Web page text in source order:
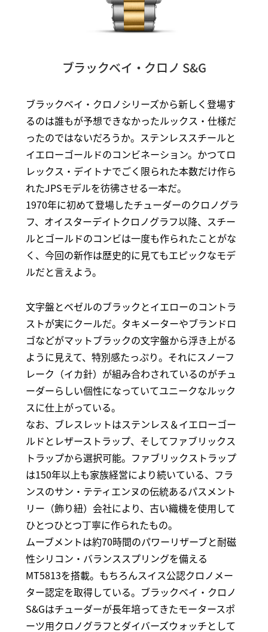
ブラックベイ・クロノ S&G
ブラックベイ・クロノシリーズから新しく登場す
るのは誰もが予想できなかったルックス・仕様だ
ったのではないだろうか。ステンレススチールと
イエローゴールドのコンビネーション。かつてロ
レックス・デイトナでごく限られた本数だけ作ら
れたJPSモデルを彷彿させる一本だ。
1970年に初めて登場したチューダーのクロノグラ
フ、オイスターデイトクロノグラフ以降、スチー
ルとゴールドのコンビは一度も作られたことがな
く、今回の新作は歴史的に見てもエピックなモデ
ルだと言えよう。
文字盤とベゼルのブラックとイエローのコントラ
ストが実にクールだ。タキメーターやブランドロ
ゴなどがマットブラックの文字盤から浮き上がる
ように見えて、特別感たっぷり。それにスノーフ
レーク（イカ針）が組み合わされているのがチュ
ーダーらしい個性になっていてユニークなルック
スに仕上がっている。
なお、ブレスレットはステンレス＆イエローゴー
ルドとレザーストラップ、そしてファブリックス
トラップから選択可能。ファブリックストラップ
は150年以上も家族経営により続いている、フラ
ンスのサン・テティエンヌの伝統あるパスメント
リー（飾り紐）会社により、古い織機を使用して
ひとつひとつ丁寧に作られたもの。
ムーブメントは約70時間のパワーリザーブと耐磁
性シリコン・バランススプリングを備える
MT5813を搭載。もちろんスイス公認クロノメー
ター認定を取得している。ブラックベイ・クロノ
S&Gはチューダーが長年培ってきたモータースポ
ーツ用クロノグラフとダイバーズウォッチとして